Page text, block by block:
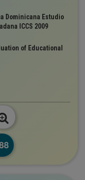
Dominicana Estudio
ICCS 2009
of Educational